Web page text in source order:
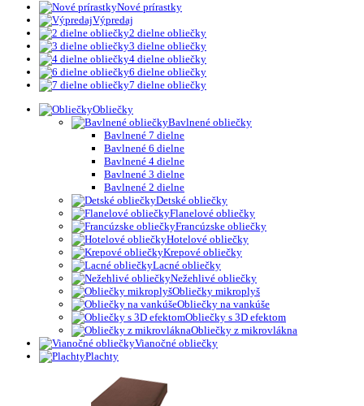
Nové prírastky
Výpredaj
2 dielne obliečky
3 dielne obliečky
4 dielne obliečky
6 dielne obliečky
7 dielne obliečky
Obliečky
Bavlnené obliečky
Bavlnené 7 dielne
Bavlnené 6 dielne
Bavlnené 4 dielne
Bavlnené 3 dielne
Bavlnené 2 dielne
Detské obliečky
Flanelové obliečky
Francúzske obliečky
Hotelové obliečky
Krepové obliečky
Lacné obliečky
Nežehlivé obliečky
Obliečky mikroplyš
Obliečky na vankúše
Obliečky s 3D efektom
Obliečky z mikrovlákna
Vianočné obliečky
Plachty